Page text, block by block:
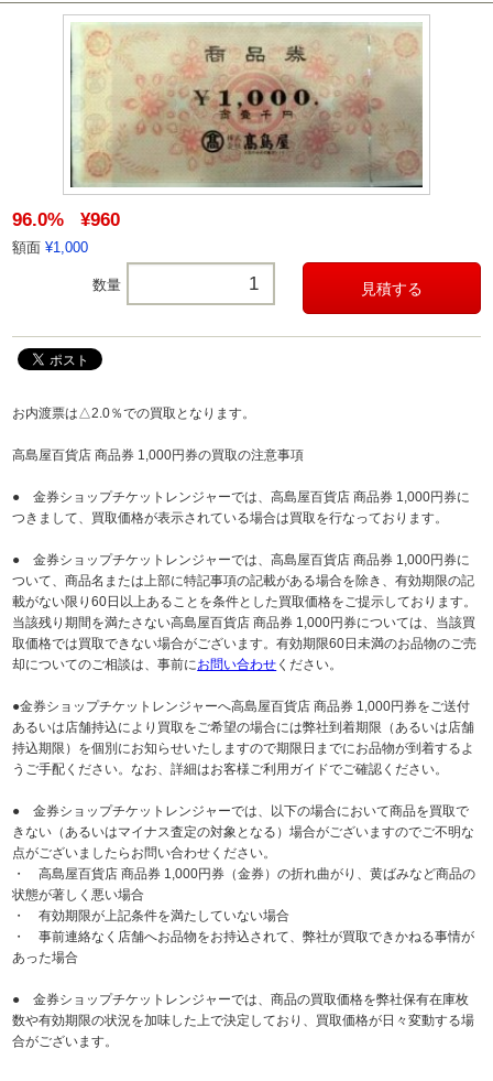
96.0% ¥960
額面 ¥1,000
数量
お内渡票は△2.0％での買取となります。
高島屋百貨店 商品券 1,000円券の買取の注意事項
● 金券ショップチケットレンジャーでは、高島屋百貨店 商品券 1,000円券に
つきまして、買取価格が表示されている場合は買取を行なっております。
● 金券ショップチケットレンジャーでは、高島屋百貨店 商品券 1,000円券に
ついて、商品名または上部に特記事項の記載がある場合を除き、有効期限の記
載がない限り60日以上あることを条件とした買取価格をご提示しております。
当該残り期間を満たさない高島屋百貨店 商品券 1,000円券については、当該買
取価格では買取できない場合がございます。有効期限60日未満のお品物のご売
却についてのご相談は、事前にお問い合わせ ください。
●金券ショップチケットレンジャーへ高島屋百貨店 商品券 1,000円券をご送付
あるいは店舗持込により買取をご希望の場合には弊社到着期限（あるいは店舗
持込期限）を個別にお知らせいたしますので期限日までにお品物が到着するよ
うご手配ください。なお、詳細はお客様ご利用ガイドでご確認ください。
● 金券ショップチケットレンジャーでは、以下の場合において商品を買取で
きない（あるいはマイナス査定の対象となる）場合がございますのでご不明な
点がございましたらお問い合わせください。
・ 高島屋百貨店 商品券 1,000円券（金券）の折れ曲がり、黄ばみなど商品の
状態が著しく悪い場合
・ 有効期限が上記条件を満たしていない場合
・ 事前連絡なく店舗へお品物をお持込されて、弊社が買取できかねる事情が
あった場合
● 金券ショップチケットレンジャーでは、商品の買取価格を弊社保有在庫枚
数や有効期限の状況を加味した上で決定しており、買取価格が日々変動する場
合がございます。